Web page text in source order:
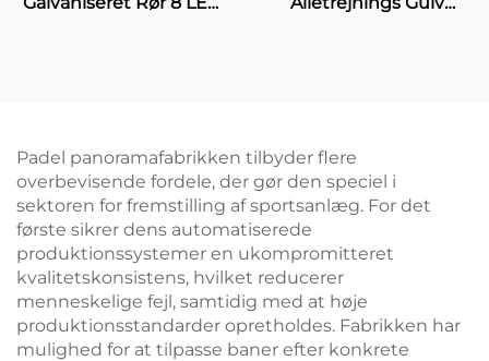
Padel panoramafabrikken tilbyder flere
overbevisende fordele, der gør den speciel i
sektoren for fremstilling af sportsanlæg. For det
første sikrer dens automatiserede
produktionssystemer en ukompromitteret
kvalitetskonsistens, hvilket reducerer
menneskelige fejl, samtidig med at høje
produktionsstandarder opretholdes. Fabrikken har
mulighed for at tilpasse baner efter konkrete